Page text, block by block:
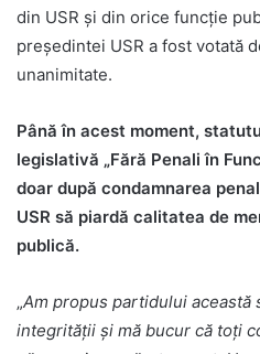
din USR și din orice funcție
președintei USR a fost votată
unanimitate.
Până în acest moment,
legislativă „Fără Penali în
doar după condamnarea
USR să piardă calitatea de
publică.
„Am propus partidului această
integrității și mă bucur că toți